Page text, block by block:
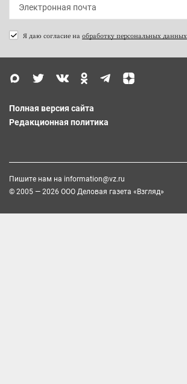
Я даю согласие на обработку персональных данных
Полная версия сайта
Редакционная политика
Пишите нам на information@vz.ru
© 2005 — 2026 ООО Деловая газета «Взгляд»